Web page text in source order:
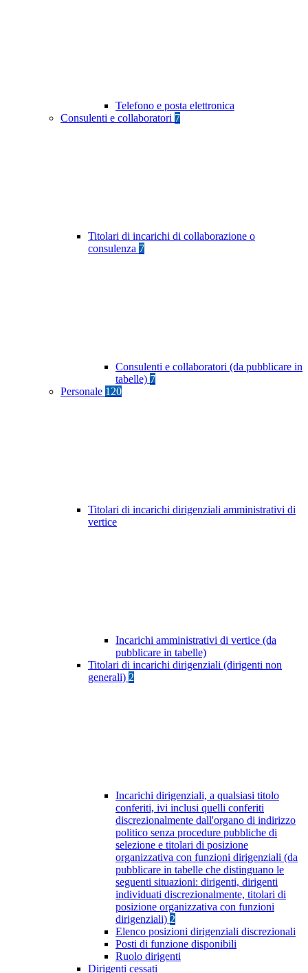
Telefono e posta elettronica
Consulenti e collaboratori 7
Titolari di incarichi di collaborazione o
consulenza 7
Consulenti e collaboratori (da pubblicare in
tabelle) 7
Personale 120
Titolari di incarichi dirigenziali amministrativi di
vertice
Incarichi amministrativi di vertice (da
pubblicare in tabelle)
Titolari di incarichi dirigenziali (dirigenti non
generali) 2
Incarichi dirigenziali, a qualsiasi titolo
conferiti, ivi inclusi quelli conferiti
discrezionalmente dall'organo di indirizzo
politico senza procedure pubbliche di
selezione e titolari di posizione
organizzativa con funzioni dirigenziali (da
pubblicare in tabelle che distinguano le
seguenti situazioni: dirigenti, dirigenti
individuati discrezionalmente, titolari di
posizione organizzativa con funzioni
dirigenziali) 2
Elenco posizioni dirigenziali discrezionali
Posti di funzione disponibili
Ruolo dirigenti
Dirigenti cessati